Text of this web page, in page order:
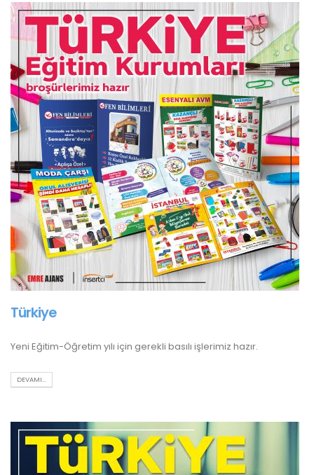
Türkiye
Yeni Eğitim-Öğretim yılı için gerekli basılı işlerimiz hazır.
DEVAMI...